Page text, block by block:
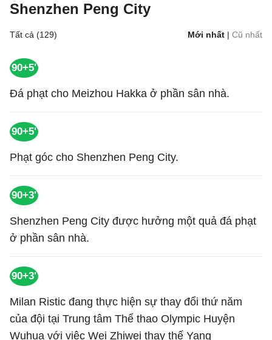
Shenzhen Peng City
Tất cả (129) Mới nhất | Cũ nhất
90+5'
Đá phạt cho Meizhou Hakka ở phần sân nhà.
90+5'
Phạt góc cho Shenzhen Peng City.
90+3'
Shenzhen Peng City được hưởng một quả đá phạt
ở phần sân nhà.
90+3'
Milan Ristic đang thực hiện sự thay đổi thứ năm
của đội tại Trung tâm Thể thao Olympic Huyện
Wuhua với việc Wei Zhiwei thay thế Yang